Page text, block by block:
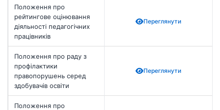
Положення про
рейтингове оцінювання
діяльності педагогічних
працівників
Переглянути
Положення про раду з
профілактики
правопорушень серед
здобувачів освіти
Переглянути
Положення про